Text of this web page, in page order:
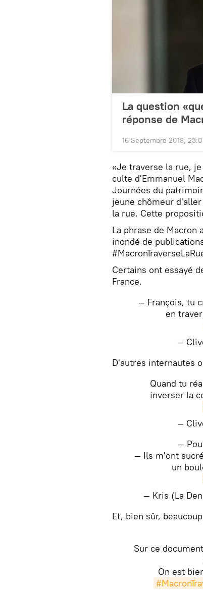
La question
réponse de
16 Septembre 2018,
«Je traverse la rue,
culte d'Emmanuel
Journées du
jeune chômeur
la rue. Cette
La phrase de Macron
inondé de
Certains ont essayé
France.
— François, tu
en
—
​D'autres internautes
Quand tu
inverser la
—
—
— Ils m'ont
un
— ️Kris (La
​​Et, bien sûr,
Sur ce
On est